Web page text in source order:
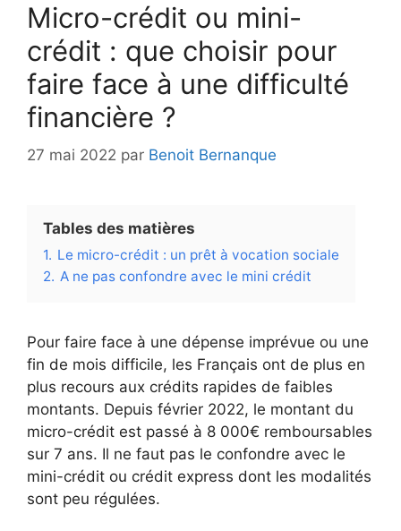
Micro-crédit ou mini-
crédit : que choisir pour
faire face à une difficulté
financière ?
27 mai 2022 par Benoit Bernanque
Tables des matières
1. Le micro-crédit : un prêt à vocation sociale
2. A ne pas confondre avec le mini crédit
Pour faire face à une dépense imprévue ou une
fin de mois difficile, les Français ont de plus en
plus recours aux crédits rapides de faibles
montants. Depuis février 2022, le montant du
micro-crédit est passé à 8 000€ remboursables
sur 7 ans. Il ne faut pas le confondre avec le
mini-crédit ou crédit express dont les modalités
sont peu régulées.